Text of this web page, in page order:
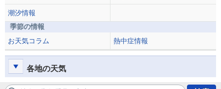
潮汐情報
季節の情報
お天気コラム
熱中症情報
各地の天気